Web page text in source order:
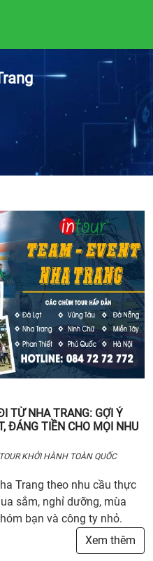
TỪ NHA TRANG: GỢI Ý
ĐÁNG TIỀN CHO MỌI NHU
TOUR KHỞI HÀNH TOÀN QUỐC
Trang theo nhu cầu thực
sắm, nghỉ dưỡng, mùa
bạn và công ty nhỏ.
Xem thêm